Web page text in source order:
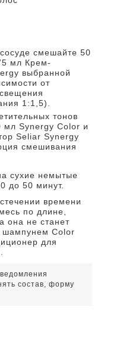
смешайте 50
мл Крем-
выбранной
от
1:1,5).
тонов
мл Synergy Color и
Seliar Synergy
смешивания
сухие немытые
до 50 минут.
времени
по длине,
она не станет
шампунем Color
для
состав, форму